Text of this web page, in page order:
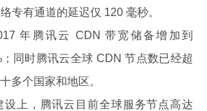
专有通道的延迟仅 120 毫秒。
年腾讯云 CDN 带宽储备增加到
同时腾讯云全球 CDN 节点数已经超
多个国家和地区。
设上，腾讯云目前全球服务节点高达